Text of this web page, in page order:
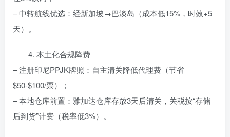
– 中转航线优选：经新加坡→巴淡岛（成本低15%，时效+5
天）。
4. 本土化合规降费
– 注册印尼PPJK牌照：自主清关降低代理费（节省
$50-$100/票）；
– 本地仓库前置：雅加达仓库存放3天后清关，关税按“存储
后到货”计费（税率低3%）。